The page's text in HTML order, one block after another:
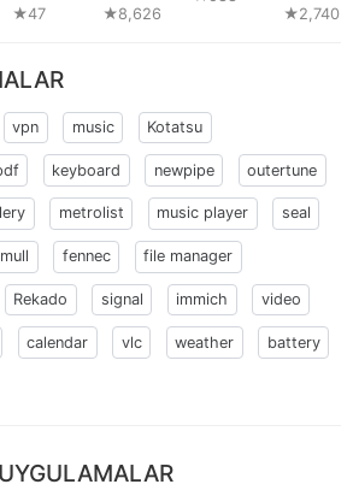
★47 ★8,626 ★2,740
vpn music Kotatsu
keyboard newpipe outertune
metrolist music player seal
mull fennec file manager
Rekado signal immich video
calendar vlc weather battery